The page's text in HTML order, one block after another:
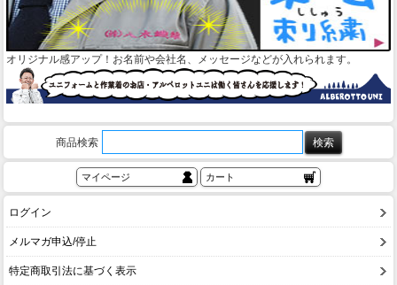
オリジナル感アップ！お名前や会社名、メッセージなどが入れられます。
商品検索
マイページ カート
ログイン
メルマガ申込/停止
特定商取引法に基づく表示